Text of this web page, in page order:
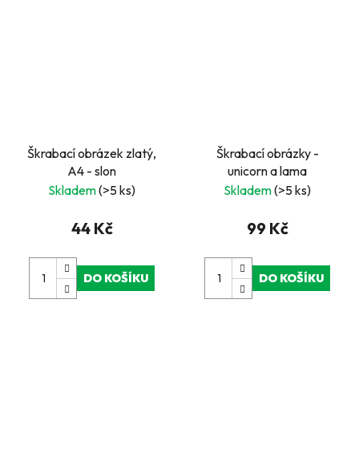
Škrabací obrázek zlatý,
A4 - slon
Skladem(>5 ks)
44 Kč
DO KOŠÍKU
Škrabací obrázky -
unicorn a lama
Skladem(>5 ks)
99 Kč
DO KOŠÍKU